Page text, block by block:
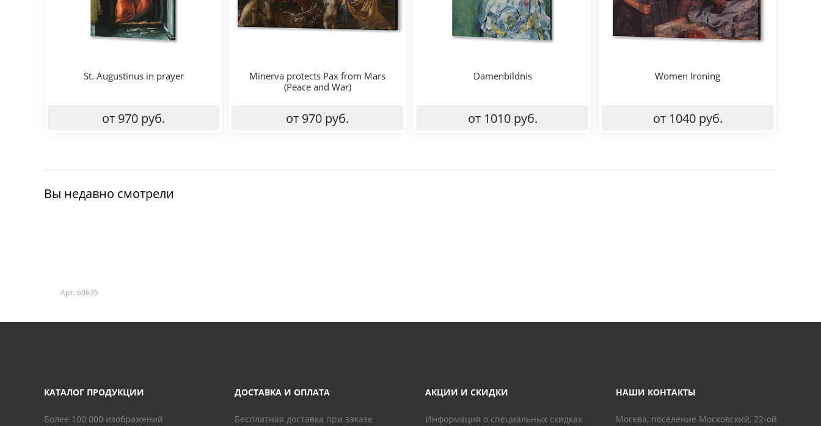
St. Augustinus in prayer
от 970 руб.
Minerva protects Pax from Mars
(Peace and War)
от 970 руб.
Damenbildnis
от 1010 руб.
Women Ironing
от 1040 руб.
Вы недавно смотрели
Арт: 60635
КАТАЛОГ ПРОДУКЦИИ
Более 100 000 изображений
ДОСТАВКА И ОПЛАТА
Бесплатная доставка при заказе
АКЦИИ И СКИДКИ
Информация о специальных скидках
НАШИ КОНТАКТЫ
Москва, поселение Московский, 22-ой